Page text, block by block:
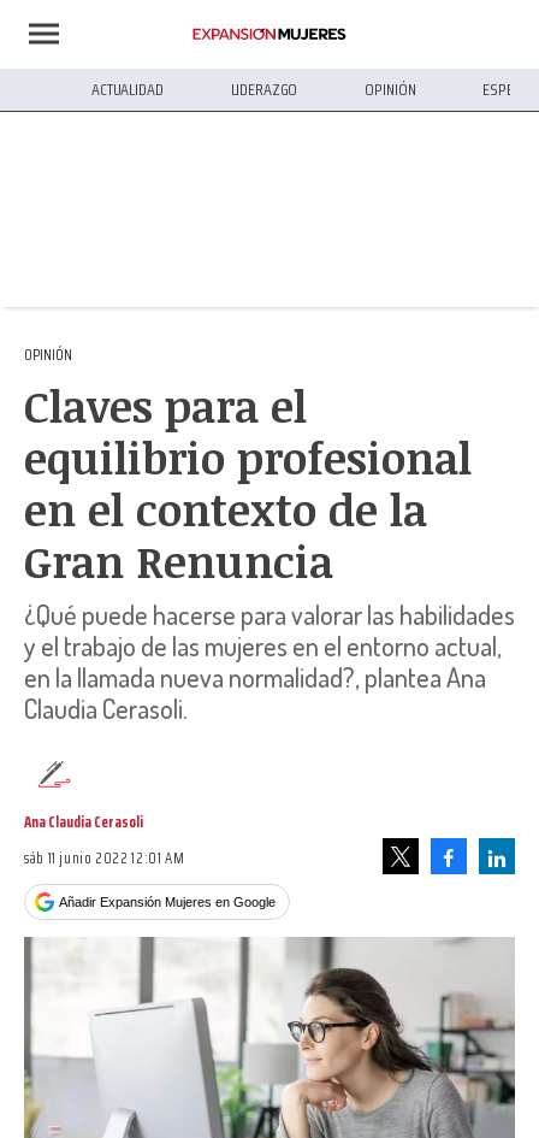
ACTUALIDAD LIDERAZGO OPINIÓN
OPINIÓN
Claves para el
equilibrio profesional
en el contexto de la
Gran Renuncia
¿Qué puede hacerse para valorar las habilidades
y el trabajo de las mujeres en el entorno actual,
en la llamada nueva normalidad?, plantea Ana
Claudia Cerasoli.
Ana Claudia Cerasoli
sáb 11 junio 2022 12:01 AM
Añadir Expansión Mujeres en Google
Facebook